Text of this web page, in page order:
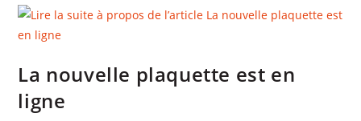
La nouvelle plaquette est en
ligne